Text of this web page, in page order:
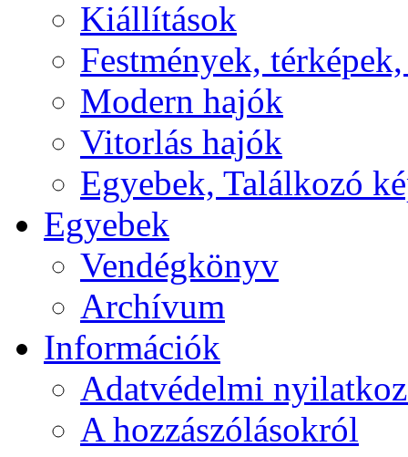
Kiállítások
Festmények,
Modern hajók
Vitorlás hajók
Egyebek, Találkozó
Egyebek
Vendégkönyv
Archívum
Információk
Adatvédelmi
A hozzászólásokról